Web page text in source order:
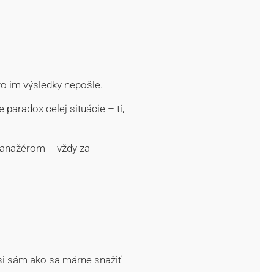
im výsledky nepošle.
paradox celej situácie – tí,
– vždy za
sám ako sa márne snažiť